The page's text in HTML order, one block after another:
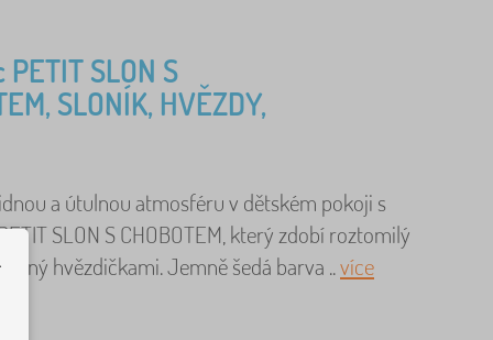
SLON S
SLONÍK, HVĚZDY,
a útulnou atmosféru v dětském pokoji s
SLON S CHOBOTEM, který zdobí roztomilý
hvězdičkami. Jemně šedá barva ..více